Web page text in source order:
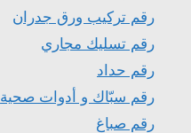
رقم تركيب ورق جدران
رقم تسليك مجاري
رقم حداد
رقم سبّاك و أدوات صحية
رقم صباغ